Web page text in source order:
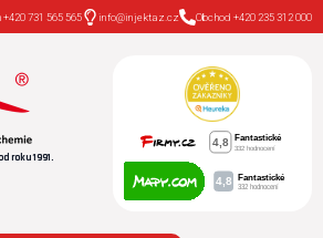
731 565 565 info@injektaz.cz Obchod +420 235 312 000
roku 1991.